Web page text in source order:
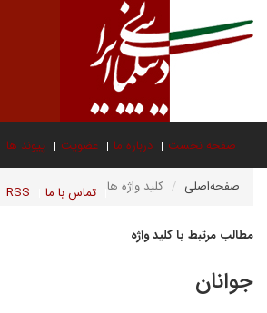
صفحه نخست درباره ما عضویت پیوند ها
تماس با ما RSS صفحه‌اصلی کلید واژه ها
مطالب مرتبط با کلید واژه
جوانان